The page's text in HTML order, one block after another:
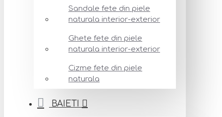
Sandale fete din piele
naturala interior-exterior
Ghete fete din piele
naturala interior-exterior
Cizme fete din piele
naturala
BAIETI